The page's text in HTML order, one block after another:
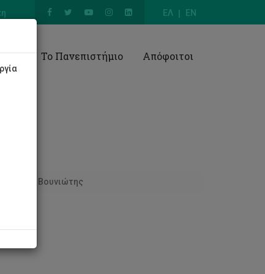
ΕΛ EN
Το Πανεπιστήμιο Απόφοιτοι
Βουνιώτης